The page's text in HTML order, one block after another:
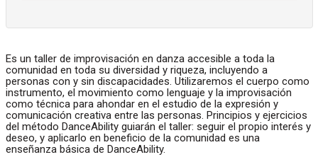
Es un taller de improvisación en danza accesible a toda la
comunidad en toda su diversidad y riqueza, incluyendo a
personas con y sin discapacidades. Utilizaremos el cuerpo como
instrumento, el movimiento como lenguaje y la improvisación
como técnica para ahondar en el estudio de la expresión y
comunicación creativa entre las personas. Principios y ejercicios
del método DanceAbility guiarán el taller: seguir el propio interés y
deseo, y aplicarlo en beneficio de la comunidad es una
enseñanza básica de DanceAbility.